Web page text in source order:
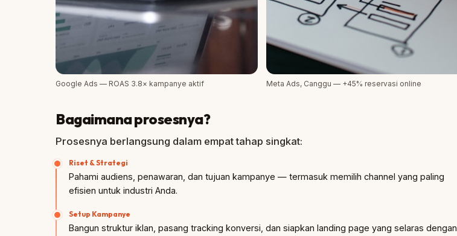
Google Ads — ROAS 3.8× kampanye aktif Meta Ads, Canggu — +45% reservasi online
Bagaimana prosesnya?
Prosesnya berlangsung dalam empat tahap singkat:
Riset & Strategi
Pahami audiens, penawaran, dan tujuan kampanye — termasuk memilih channel yang paling
efisien untuk industri Anda.
Setup Kampanye
Bangun struktur iklan, pasang tracking konversi, dan siapkan landing page yang selaras dengan